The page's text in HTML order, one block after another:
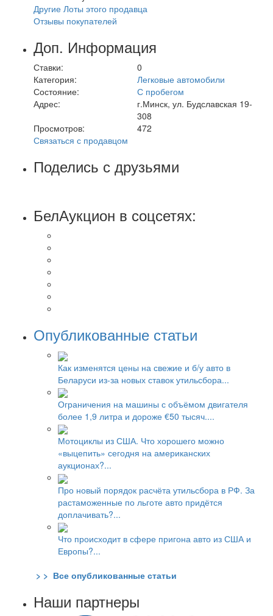
Другие Лоты этого продавца
Отзывы покупателей
Доп. Информация
Ставки:
0
Категория:
Легковые автомобили
Состояние:
С пробегом
Адрес:
г.Минск, ул. Будславская 19-
308
Просмотров:
472
Связаться с продавцом
Поделись с друзьями
БелАукцион в соцсетях:
Опубликованные статьи
Как изменятся цены на свежие и б/у авто в
Беларуси из-за новых ставок утильсбора...
Ограничения на машины с объёмом двигателя
более 1,9 литра и дороже €50 тысяч....
Мотоциклы из США. Что хорошего можно
«выцепить» сегодня на американских
аукционах?...
Про новый порядок расчёта утильсбора в РФ. За
растаможенные по льготе авто придётся
доплачивать?...
Что происходит в сфере пригона авто из США и
Европы?...
> > Все опубликованные статьи
Наши партнеры